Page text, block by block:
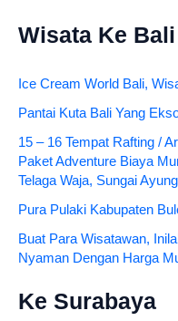
Wisata Ke Bali
Ice Cream World Bali,
Pantai Kuta Bali Yang
15 – 16 Tempat Rafting /
Paket Adventure Biaya
Telaga Waja, Sungai Ayung
Pura Pulaki Kabupaten
Buat Para Wisatawan,
Nyaman Dengan Harga
Ke Surabaya